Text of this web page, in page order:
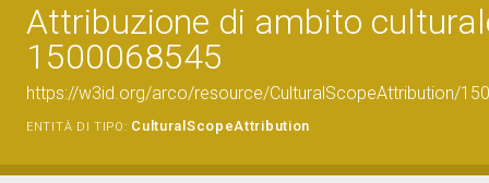
Attribuzione di ambito
1500068545
https://w3id.org/arco/resource/CulturalScopeAttribution/
ENTITÀ DI TIPO: CulturalScopeAttribution